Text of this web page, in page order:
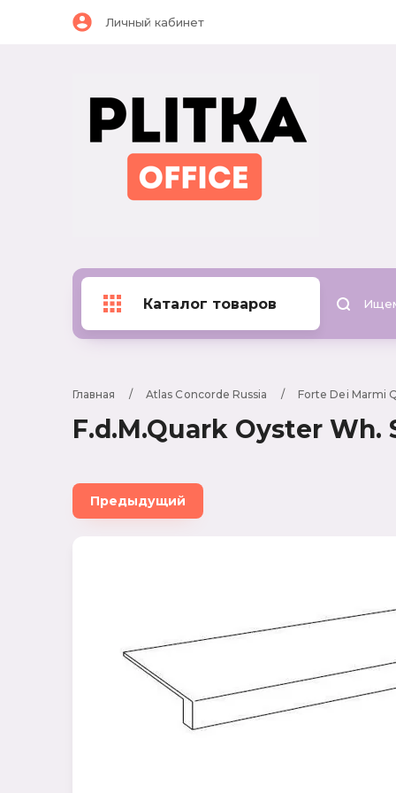
Личный кабинет
Каталог товаров
Ламинат
Atlas Concorde Russia
VITRA
Maimoon (Индия)
Marazzi (Италия)
Главная
     /
Atlas Concorde Russia
     /
Forte Dei Marmi
F.d.M.Quark Oyster Wh.
Предыдущий